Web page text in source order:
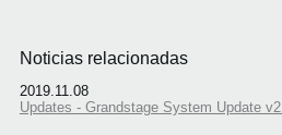
Noticias relacionadas
2019.11.08
Updates - Grandstage System Update